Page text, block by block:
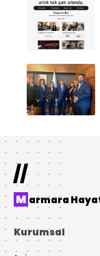
//
Marmara
Kurumsal